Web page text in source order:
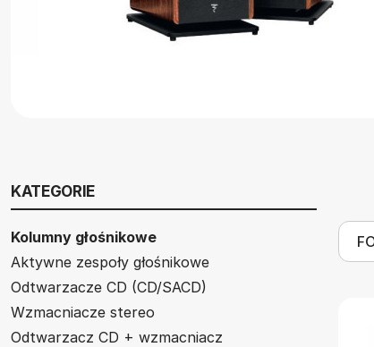
KATEGORIE
Kolumny głośnikowe
Aktywne zespoły głośnikowe
Odtwarzacze CD (CD/SACD)
Wzmacniacze stereo
Odtwarzacz CD + wzmacniacz